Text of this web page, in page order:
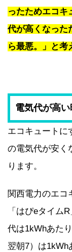
ったためエコキ
代が高くなった
ら最悪。」と考
電気代が高
エコキュートに
の電気代が安く
ります。
関西電力のエコ
「はぴeタイム
代は1kWhあた
翌朝7）は1kWh